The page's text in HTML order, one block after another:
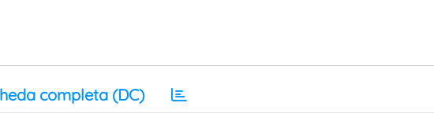
completa (DC)